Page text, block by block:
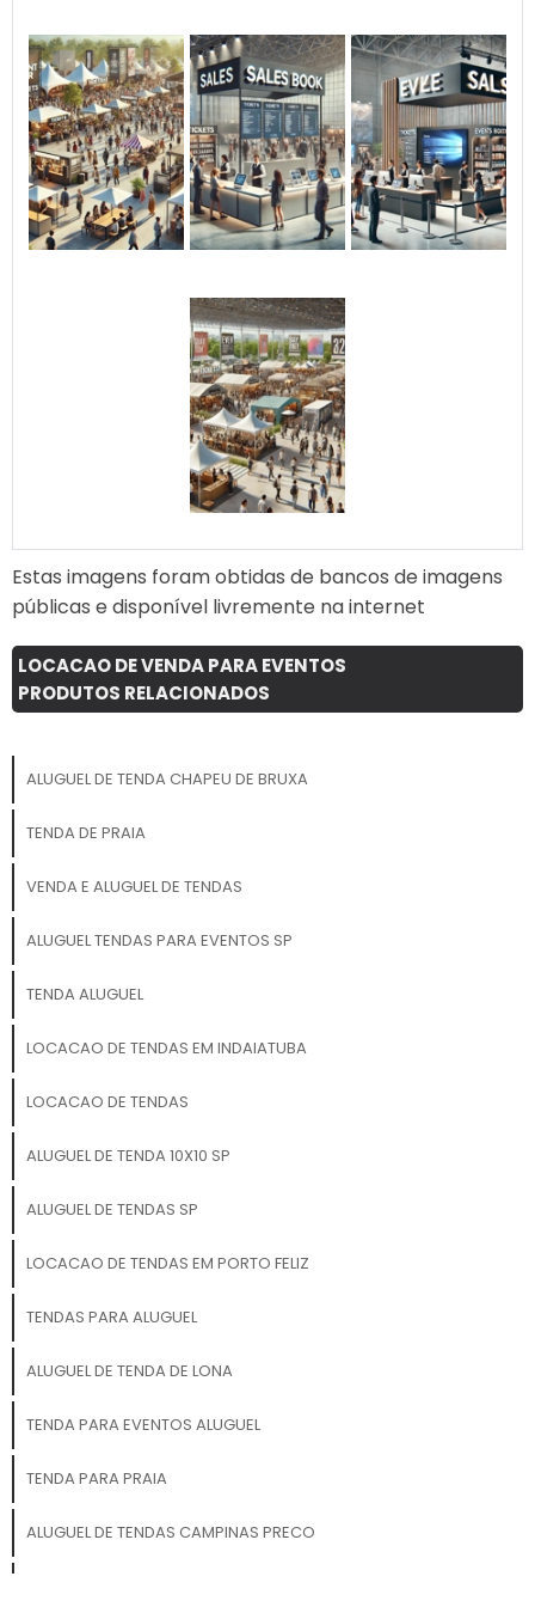
empresa. Você pode
escolher cores, formatos e
incluir logotipos ou
mensagens promocionais
que irão impactar seu
público-alvo. ✔ Durabilidade
e Segurança: Produzido com
materiais de alta qualidade
e resistente a diferentes
Top Inflável oferece
excelente desempenho ao
ar livre, mantendo-se firme
e seguro por longos
períodos. ✔ Fácil Instalação
e Transporte: Projetado para
ser prático e funcional, ele é
fácil de montar e
desmontar, podendo ser
campanhas e eventos. Com
o Roof Top Inflável da 3D
Mídia Balões, você
comercial em um
verdadeiro ponto de
atração, potencializando
sua presença de marca.
Estas imagens foram obtidas de bancos de imagens
públicas e disponível livremente na internet
LOCACAO DE VENDA PARA EVENTOS
PRODUTOS RELACIONADOS
ALUGUEL DE TENDA CHAPEU DE BRUXA
TENDA DE PRAIA
VENDA E ALUGUEL DE TENDAS
ALUGUEL TENDAS PARA EVENTOS SP
TENDA ALUGUEL
LOCACAO DE TENDAS EM INDAIATUBA
LOCACAO DE TENDAS
ALUGUEL DE TENDA 10X10 SP
ALUGUEL DE TENDAS SP
LOCACAO DE TENDAS EM PORTO FELIZ
TENDAS PARA ALUGUEL
ALUGUEL DE TENDA DE LONA
TENDA PARA EVENTOS ALUGUEL
TENDA PARA PRAIA
ALUGUEL DE TENDAS CAMPINAS PRECO